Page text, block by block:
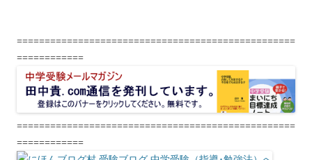
==================================================
============
==================================================
============